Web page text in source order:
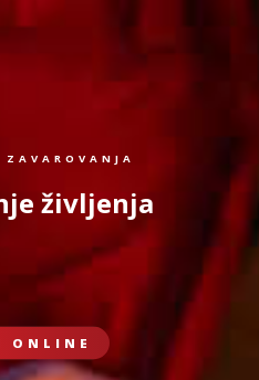
življenja
ONLINE